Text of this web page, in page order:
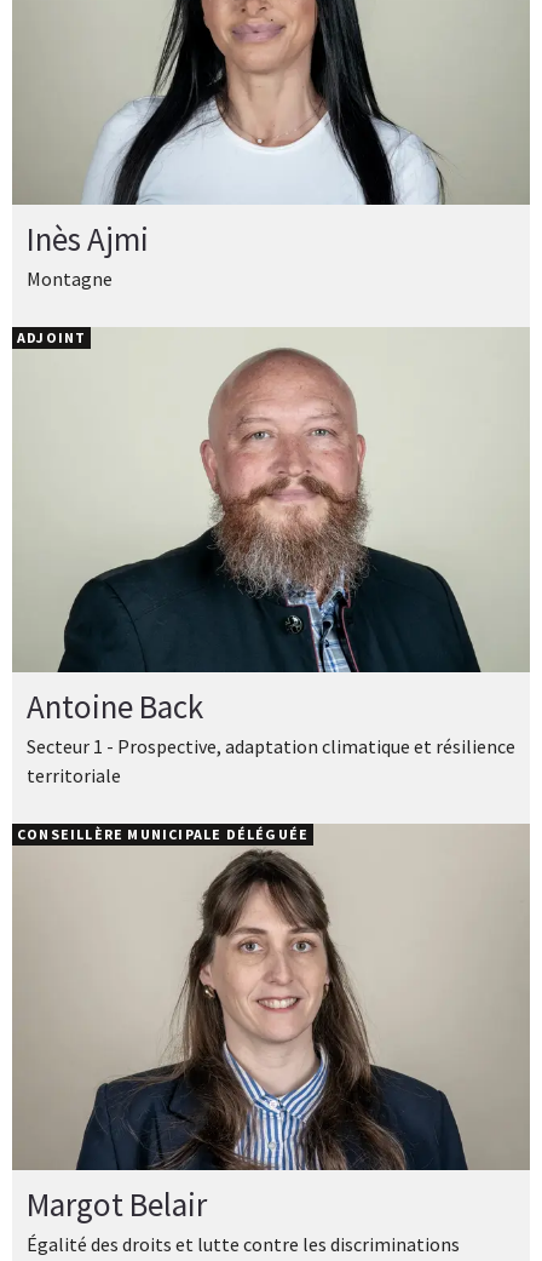
Inès Ajmi
Montagne
Antoine Back
Secteur 1 - Prospective, adaptation climatique et résilience
territoriale
ADJOINT
Margot Belair
Égalité des droits et lutte contre les discriminations
CONSEILLÈRE MUNICIPALE DÉLÉGUÉE